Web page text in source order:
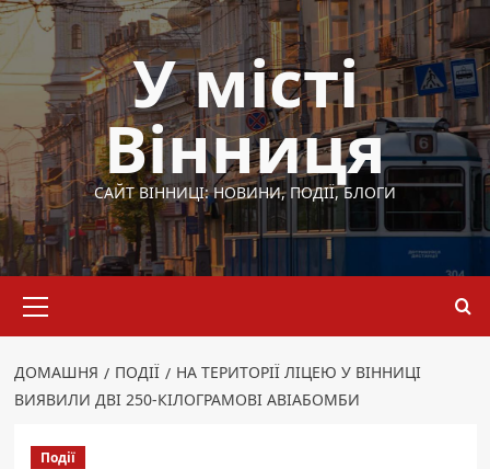
Перейти
до
вмісту
У місті
Вінниця
САЙТ ВІННИЦІ: НОВИНИ, ПОДІЇ, БЛОГИ
меню
ДОМАШНЯ ПОДІЇ
НА ТЕРИТОРІЇ ЛІЦЕЮ У ВІННИЦІ
ВИЯВИЛИ ДВІ 250-КІЛОГРАМОВІ АВІАБОМБИ
Події